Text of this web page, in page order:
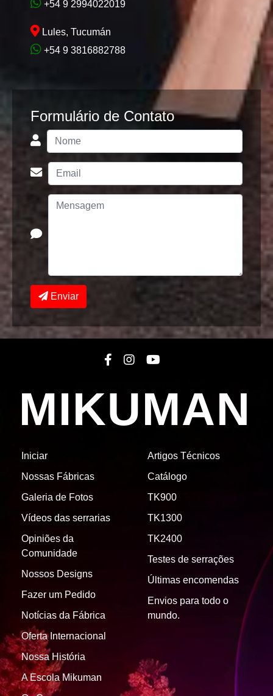
+54 9 2994022019
Lules, Tucumán
+54 9 3816882788
Formulário de Contato
Enviar
MIKUMAN
Iniciar
Nossas Fábricas
Galeria de Fotos
Vídeos das serrarias
Opiniões da
Comunidade
Nossos Designs
Fazer um Pedido
Notícias da Fábrica
Artigos Técnicos
Catálogo
TK900
TK1300
TK2400
Testes de serrações
Últimas encomendas
Envios para todo o
mundo.
Oferta Internacional
Nossa História
A Escola Mikuman